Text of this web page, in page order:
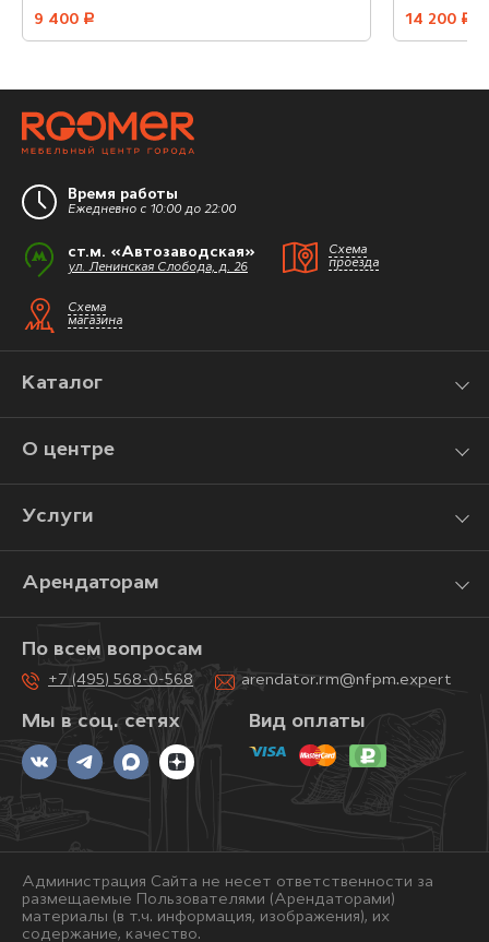
9 400 руб. 14 200 руб.
Время работы
Ежедневно с 10:00 до 22:00
ст.м. «Автозаводская»
ул. Ленинская Слобода, д. 26
Схема
проезда
Схема
магазина
Каталог
О центре
Услуги
Арендаторам
Мы в соц. сетях
По всем вопросам
+7 (495) 568-0-568 arendator.rm@nfpm.expert
Вид оплаты
Администрация Сайта не несет ответственности за
размещаемые Пользователями (Арендаторами)
материалы (в т.ч. информация, изображения), их
содержание, качество.